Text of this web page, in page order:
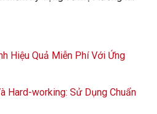
Hiệu Quả Miễn Phí Với Ứng
Hard-working: Sử Dụng Chuẩn